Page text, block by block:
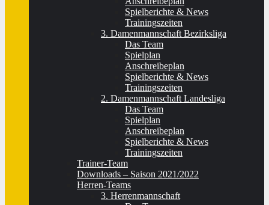
Spielberichte & News
Trainingszeiten
3. Damenmannschaft Bezirksliga
Das Team
Spielplan
Anschreibeplan
Spielberichte & News
Trainingszeiten
2. Damenmannschaft Landesliga
Das Team
Spielplan
Anschreibeplan
Spielberichte & News
Trainingszeiten
Trainer-Team
Downloads – Saison 2021/2022
Herren-Teams
3. Herrenmannschaft